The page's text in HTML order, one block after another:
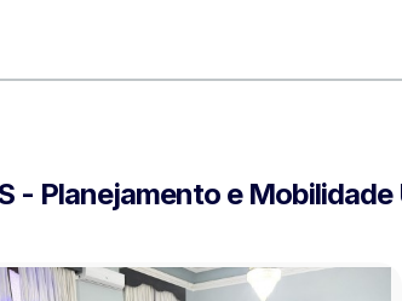
- Planejamento e Mobilidade